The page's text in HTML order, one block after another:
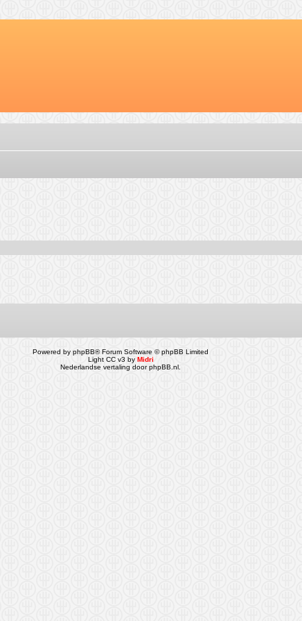
Powered by phpBB® Forum Software © phpBB Limited
Light CC v3 by Midri
Nederlandse vertaling doorphpBB.nl